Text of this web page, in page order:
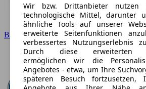
BMW
Wir bzw. Drittanbieter nutzen
technologische Mittel, darunter
ähnliche Tools auf unserer
erweiterte Seitenfunktionen
verbessertes Nutzungserlebnis
Durch diese erweiterten
ermöglichen wir die
Angebotes - etwa, um Ihre
späteren Besuch fortzusetzen,